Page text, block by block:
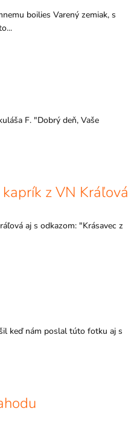
boilies Varený zemiak, s
F. "Dobrý deň, Vaše
z VN Kráľová
aj s odkazom: "Krásavec z
keď nám poslal túto fotku aj s